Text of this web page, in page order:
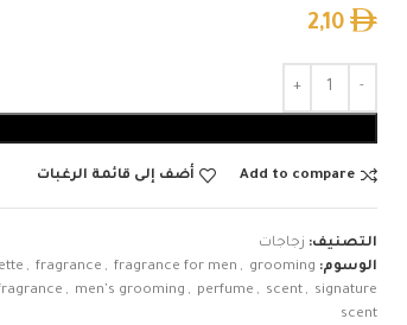
2,10
Add to compare أضف إلى قائمة الرغبات
التصنيف: زجاجات
الوسوم:
, fragrance , fragrance for men , grooming
, men's grooming , perfume , scent , signature
scent